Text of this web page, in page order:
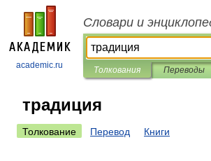
academic.ru
Словари и
Толкования Переводы
традиция
Толкование Перевод Книги